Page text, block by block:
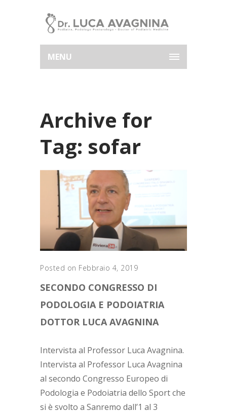
MENU
Archive for
Tag: sofar
Posted on Febbraio 4, 2019
SECONDO CONGRESSO DI
PODOLOGIA E PODOIATRIA
DOTTOR LUCA AVAGNINA
Intervista al Professor Luca Avagnina.
Intervista al Professor Luca Avagnina
al secondo Congresso Europeo di
Podologia e Podoiatria dello Sport che
si è svolto a Sanremo dall’1 al 3